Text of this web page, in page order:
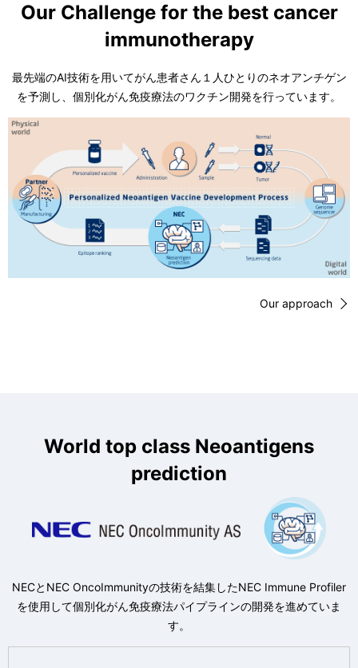
Our Challenge for the best cancer
immunotherapy
最先端のAI技術を用いてがん患者さん１人ひとりのネオアンチゲン
を予測し、個別化がん免疫療法のワクチン開発を行っています。
Our approach
World top class Neoantigens
prediction
NECとNEC OncoImmunityの技術を結集したNEC Immune Profiler
を使用して個別化がん免疫療法パイプラインの開発を進めていま
す。